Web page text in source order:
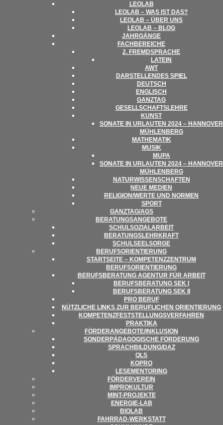
LEO­LAB
LEO­LAB – WAS IST DAS?
LEO­LAB – ÜBER UNS
LEO­LAB – BLOG
JAHR­GÄNGE
FACH­BE­REI­CHE
2. FREMD­SPRA­CHE
LATEIN
AWT
DAR­STEL­LEN­DES SPIEL
DEUTSCH
ENG­LISCH
GANZ­TAG
GESELL­SCHAFTS­LEHRE
KUNST
SONATE IN URLAU­TEN 2024 – HAN­NO­VER
MÜHLENBERG
MATHE­MA­TIK
MUSIK
MUPA
SONATE IN URLAU­TEN 2024 – HAN­NO­VER
MÜHLENBERG
NATUR­WIS­SEN­SCHAF­TEN
NEUE MEDIEN
RELIGION/​​WERTE UND NORMEN
SPORT
GANZTAG/​​AGS
BERA­TUNGS­AN­GE­BOTE
SCHUL­SO­ZI­AL­AR­BEIT
BERA­TUNGS­LEHR­KRAFT
SCHUL­SEEL­SORGE
BERUFS­ORI­EN­TIE­RUNG
START­SEITE – KOM­PE­TENZ­ZEN­TRUM
BERUFSORIENTIERUNG
BERUFS­BE­RA­TUNG AGEN­TUR FÜR ARBEIT
BERUFS­BE­RA­TUNG SEK I
BERUFS­BE­RA­TUNG SEK II
PRO BERUF
NÜTZ­LI­CHE LINKS ZUR BERUF­LI­CHEN ORIENTIERUNG
KOM­PE­TENZ­FEST­STEL­LUNGS­VER­FAH­REN
PRAK­TIKA
FÖRDERANGEBOTE/​​INKLUSION
SON­DER­PÄD­AGO­GI­SCHE FÖRDERUNG
SPRACHBILDUNG/​​DAZ
QLS
KOPRO
LESE­MEN­TO­RING
FÖR­DER­VER­EIN
IMPRO­KUL­TUR
MINT-PRO­­JEKTE
ENER­­GIE-LAB
BIO­LAB
FAHR­RAD-WER­K­STATT